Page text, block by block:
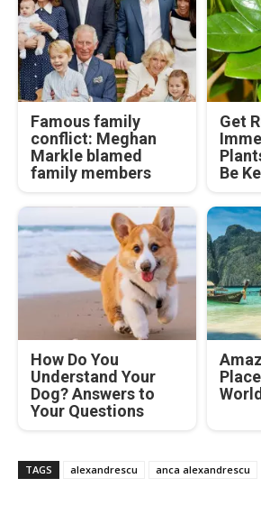
Famous family
conflict: Meghan
Markle blamed
family members
Get
Be
How Do You
Understand Your
Dog? Answers to
Your Questions
World
TAGS alexandrescu anca alexandrescu